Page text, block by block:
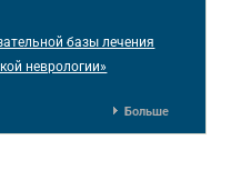
базы лечения
неврологии»
Больше